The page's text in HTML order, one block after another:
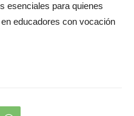
esenciales para quienes
educadores con vocación